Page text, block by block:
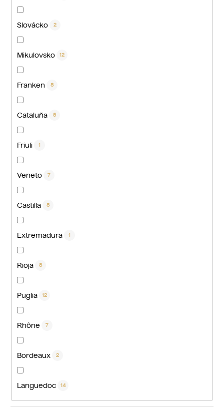
Slovácko 2
Mikulovsko 12
Franken 8
Cataluña 5
Friuli 1
Veneto 7
Castilla 8
Extremadura 1
Rioja 8
Puglia 12
Rhône 7
Bordeaux 2
Languedoc 14